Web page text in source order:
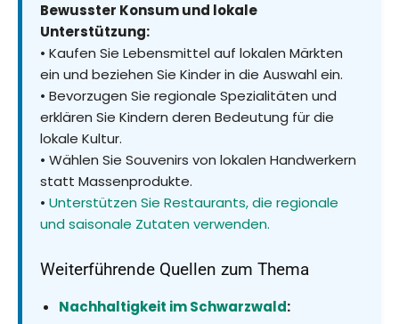
Bewusster Konsum und lokale
Unterstützung:
• Kaufen Sie Lebensmittel auf lokalen Märkten
ein und beziehen Sie Kinder in die Auswahl ein.
• Bevorzugen Sie regionale Spezialitäten und
erklären Sie Kindern deren Bedeutung für die
lokale Kultur.
• Wählen Sie Souvenirs von lokalen Handwerkern
statt Massenprodukte.
• Unterstützen Sie Restaurants, die regionale
und saisonale Zutaten verwenden.
Weiterführende Quellen zum Thema
Nachhaltigkeit im Schwarzwald: